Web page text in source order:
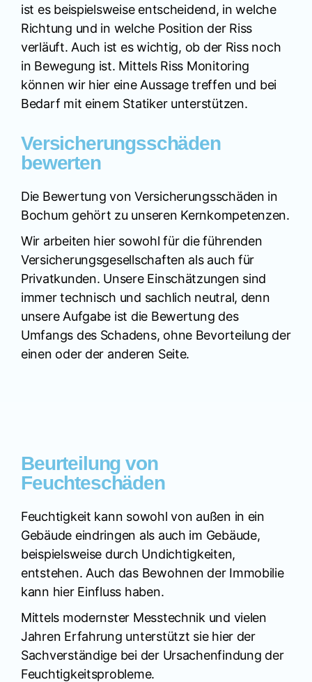
ist es beispielsweise entscheidend, in welche
Richtung und in welche Position der Riss
verläuft. Auch ist es wichtig, ob der Riss noch
in Bewegung ist. Mittels Riss Monitoring
können wir hier eine Aussage treffen und bei
Bedarf mit einem Statiker unterstützen.
Versicherungsschäden
bewerten
Die Bewertung von Versicherungsschäden in
Bochum gehört zu unseren Kernkompetenzen.
Wir arbeiten hier sowohl für die führenden
Versicherungsgesellschaften als auch für
Privatkunden. Unsere Einschätzungen sind
immer technisch und sachlich neutral, denn
unsere Aufgabe ist die Bewertung des
Umfangs des Schadens, ohne Bevorteilung der
einen oder der anderen Seite.
Beurteilung von
Feuchteschäden
Feuchtigkeit kann sowohl von außen in ein
Gebäude eindringen als auch im Gebäude,
beispielsweise durch Undichtigkeiten,
entstehen. Auch das Bewohnen der Immobilie
kann hier Einfluss haben.
Mittels modernster Messtechnik und vielen
Jahren Erfahrung unterstützt sie hier der
Sachverständige bei der Ursachenfindung der
Feuchtigkeitsprobleme.